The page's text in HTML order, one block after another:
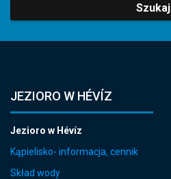
Szukaj
JEZIORO W HÉVÍZ
Jezioro w Hévíz
Kąpielisko- informacja, cennik
Skład wody